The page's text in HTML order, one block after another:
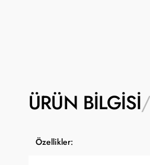
ÜRÜN BILGISI
Özellikler: